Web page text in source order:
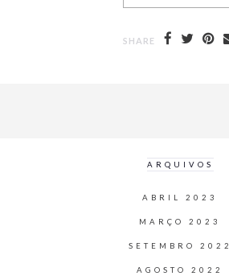
SHARE
ARQUIVOS
ABRIL 2023
MARÇO 2023
SETEMBRO 2022
AGOSTO 2022